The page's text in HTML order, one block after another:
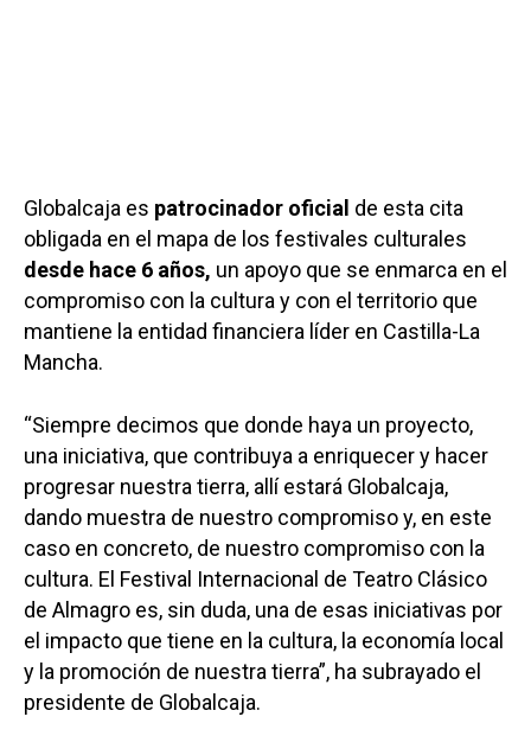
Globalcaja es patrocinador oficial de esta cita
obligada en el mapa de los festivales culturales
desde hace 6 años, un apoyo que se enmarca en el
compromiso con la cultura y con el territorio que
mantiene la entidad financiera líder en Castilla-La
Mancha.
“Siempre decimos que donde haya un proyecto,
una iniciativa, que contribuya a enriquecer y hacer
progresar nuestra tierra, allí estará Globalcaja,
dando muestra de nuestro compromiso y, en este
caso en concreto, de nuestro compromiso con la
cultura. El Festival Internacional de Teatro Clásico
de Almagro es, sin duda, una de esas iniciativas por
el impacto que tiene en la cultura, la economía local
y la promoción de nuestra tierra”, ha subrayado el
presidente de Globalcaja.